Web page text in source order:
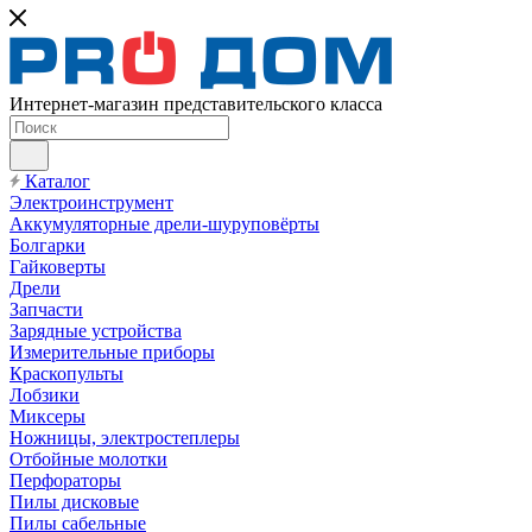
Интернет-магазин представительского класса
Каталог
Электроинструмент
Аккумуляторные дрели-шуруповёрты
Болгарки
Гайковерты
Дрели
Запчасти
Зарядные устройства
Измерительные приборы
Краскопульты
Лобзики
Миксеры
Ножницы, электростеплеры
Отбойные молотки
Перфораторы
Пилы дисковые
Пилы сабельные